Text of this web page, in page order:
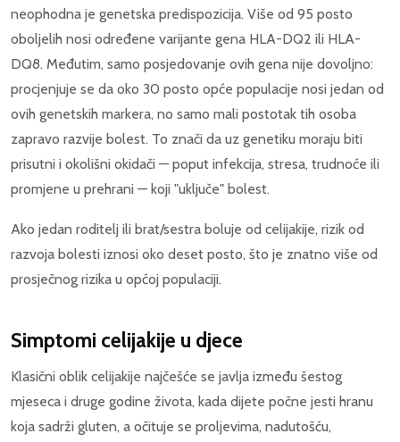
neophodna je genetska predispozicija. Više od 95 posto
oboljelih nosi određene varijante gena HLA-DQ2 ili HLA-
DQ8. Međutim, samo posjedovanje ovih gena nije dovoljno:
procjenjuje se da oko 30 posto opće populacije nosi jedan od
ovih genetskih markera, no samo mali postotak tih osoba
zapravo razvije bolest. To znači da uz genetiku moraju biti
prisutni i okolišni okidači — poput infekcija, stresa, trudnoće ili
promjene u prehrani — koji "uključe" bolest.
Ako jedan roditelj ili brat/sestra boluje od celijakije, rizik od
razvoja bolesti iznosi oko deset posto, što je znatno više od
prosječnog rizika u općoj populaciji.
Simptomi celijakije u djece
Klasični oblik celijakije najčešće se javlja između šestog
mjeseca i druge godine života, kada dijete počne jesti hranu
koja sadrži gluten, a očituje se proljevima, nadutošću,